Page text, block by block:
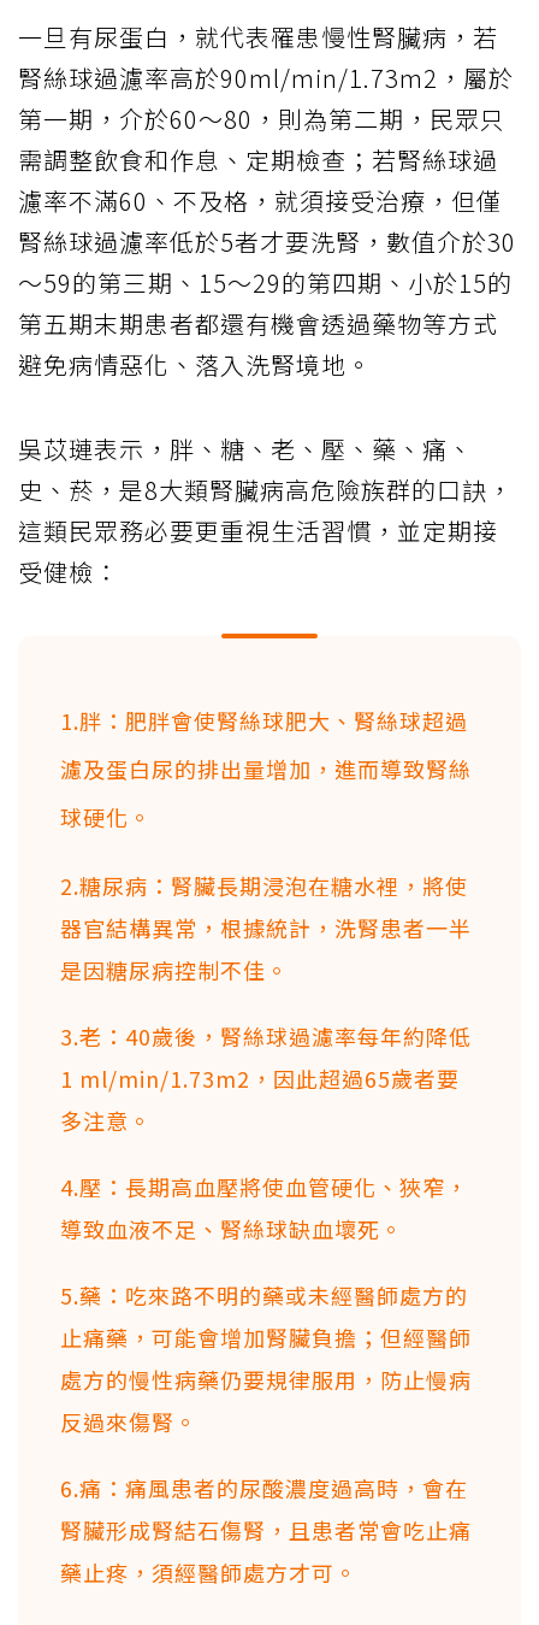
一旦有尿蛋白，就代表罹患慢性腎臟病，若
腎絲球過濾率高於90ml/min/1.73m2，屬於
第一期，介於60～80，則為第二期，民眾只
需調整飲食和作息、定期檢查；若腎絲球過
濾率不滿60、不及格，就須接受治療，但僅
腎絲球過濾率低於5者才要洗腎，數值介於30
～59的第三期、15～29的第四期、小於15的
第五期末期患者都還有機會透過藥物等方式
避免病情惡化、落入洗腎境地。
吳苡璉表示，胖、糖、老、壓、藥、痛、
史、菸，是8大類腎臟病高危險族群的口訣，
這類民眾務必要更重視生活習慣，並定期接
受健檢：
1.胖：肥胖會使腎絲球肥大、腎絲球超過
濾及蛋白尿的排出量增加，進而導致腎絲
球硬化。
2.糖尿病：腎臟長期浸泡在糖水裡，將使
器官結構異常，根據統計，洗腎患者一半
是因糖尿病控制不佳。
3.老：40歲後，腎絲球過濾率每年約降低
1 ml/min/1.73m2，因此超過65歲者要
多注意。
4.壓：長期高血壓將使血管硬化、狹窄，
導致血液不足、腎絲球缺血壞死。
5.藥：吃來路不明的藥或未經醫師處方的
止痛藥，可能會增加腎臟負擔；但經醫師
處方的慢性病藥仍要規律服用，防止慢病
反過來傷腎。
6.痛：痛風患者的尿酸濃度過高時，會在
腎臟形成腎結石傷腎，且患者常會吃止痛
藥止疼，須經醫師處方才可。